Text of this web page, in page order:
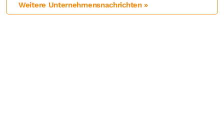
Weitere Unternehmensnachrichten »